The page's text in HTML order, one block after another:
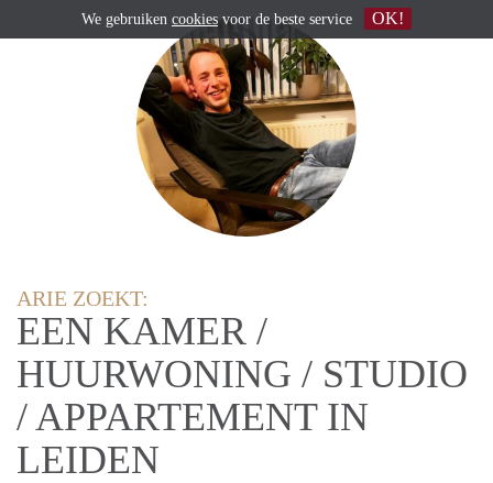
ARIE ZOEKT:
EEN KAMER /
HUURWONING / STUDIO
/ APPARTEMENT IN
LEIDEN
We gebruiken cookies voor de beste service OK!